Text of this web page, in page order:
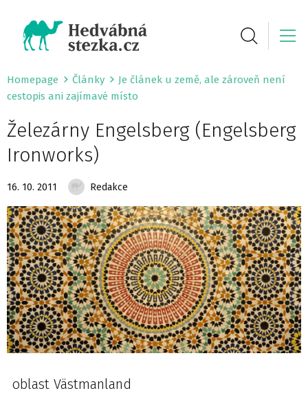
Homepage Články
Je článek u země, ale zároveň není
cestopis ani zajímavé místo
Železárny Engelsberg (Engelsberg
Ironworks)
16. 10. 2011 Redakce
oblast Västmanland